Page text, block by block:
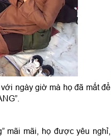
ngày giờ mà họ đã mất để
mãi mãi, họ được yêu nghỉ,